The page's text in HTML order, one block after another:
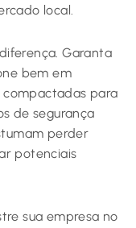
local.
Garanta
bem em
compactadas para
de segurança
perder
potenciais
sua empresa no